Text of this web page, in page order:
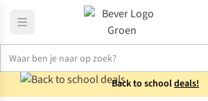
Back to schooldeals!